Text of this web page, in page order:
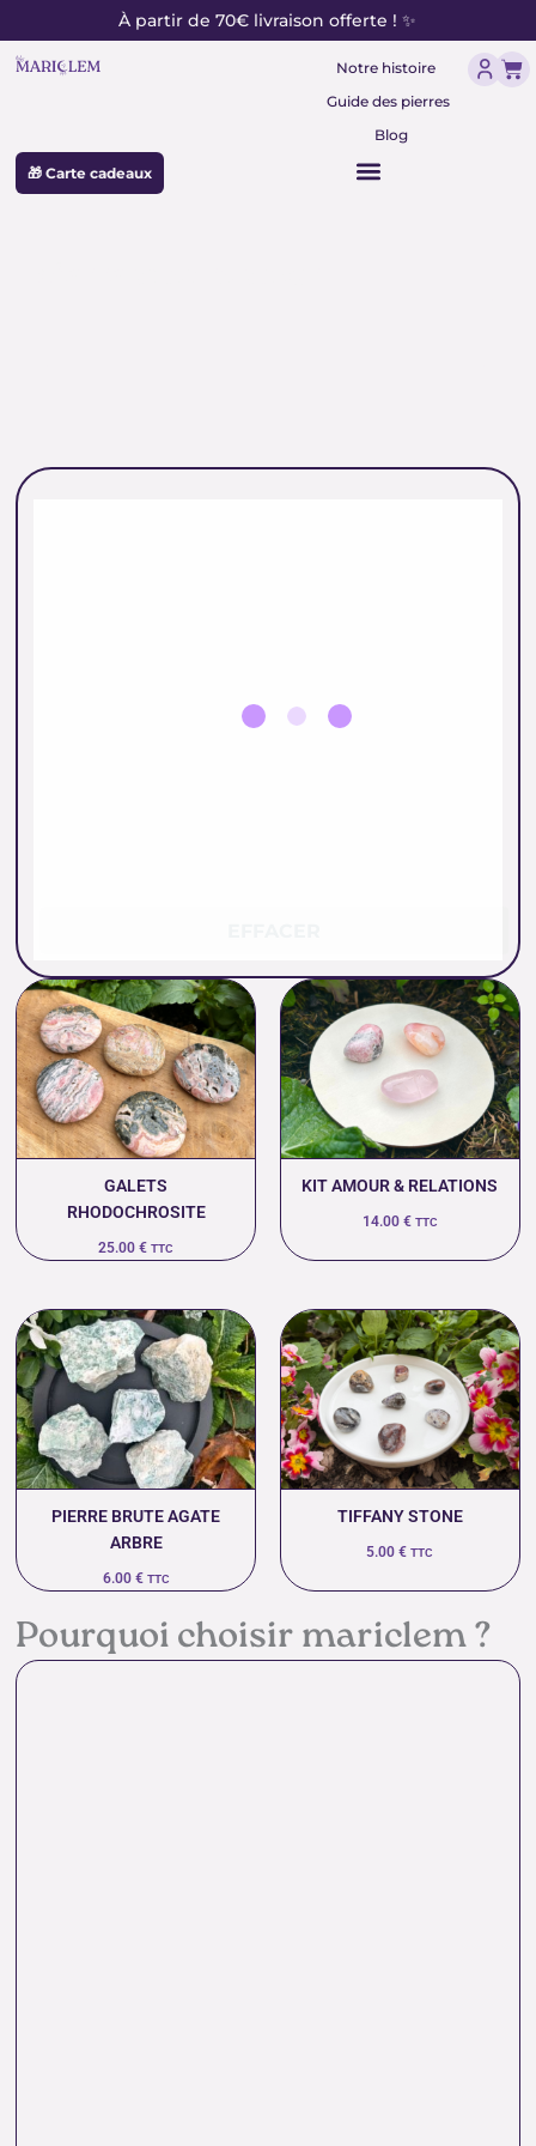
au
contenu
À partir de 70€ livraison offerte ! ✨
Notre histoire
Guide des pierres
Blog
🎁 Carte cadeaux
GALETS
RHODOCHROSITE
25.00€ TTC
KIT AMOUR & RELATIONS
14.00 € TTC
PIERRE BRUTE AGATE
ARBRE
6.00 € TTC
TIFFANY STONE
5.00€ TTC
Pourquoi choisir mariclem ?